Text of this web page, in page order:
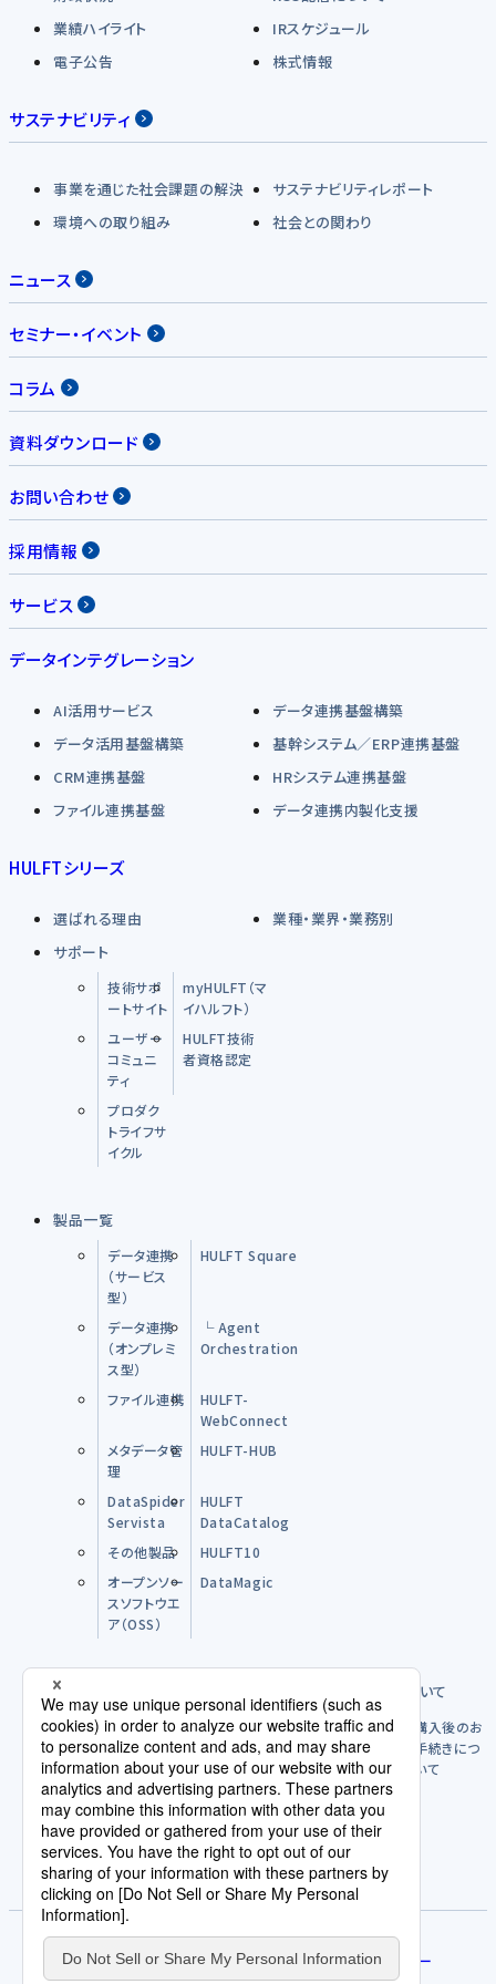
業績ハイライト
IRスケジュール
電子公告
株式情報
サステナビリティ
事業を通じた社会課題の解決
サステナビリティレポート
環境への取り組み
社会との関わり
ニュース
セミナー・イベント
コラム
資料ダウンロード
お問い合わせ
採用情報
サービス
データインテグレーション
AI活用サービス
データ連携基盤構築
データ活用基盤構築
基幹システム／ERP連携基盤
CRM連携基盤
HRシステム連携基盤
ファイル連携基盤
データ連携内製化支援
HULFTシリーズ
選ばれる理由
業種・業界・業務別
サポート
技術サポ
ートサイト
myHULFT（マ
イハルフト）
ユーザー
コミュニ
ティ
HULFT技術
者資格認定
プロダク
トライフサ
イクル
製品一覧
データ連携
（サービス
型）
HULFT Square
データ連携
（オンプレミ
ス型）
└ Agent
Orchestration
ファイル連携
HULFT-
WebConnect
メタデータ管
理
HULFT-HUB
DataSpider
Servista
HULFT
DataCatalog
その他製品
HULFT10
オープンソー
スソフトウエ
ア（OSS）
DataMagic
購入前のFAQ 製品のご購入方法について
購入後につ
いて
購入後のお
手続きにつ
いて
パートナー
ライセンスポリシー
使用許諾契約/利用規約
評価版を試す
サービス規約免責事項人権方針契約発注取引規約
個人情報の取扱いについてプライバシーポリシーサイトポリシー